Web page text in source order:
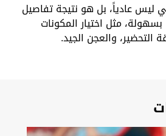
ليس عادياً، بل هو نتيجة تفاصيل
مثل اختيار المكونات
التحضير، والعجن الجيد.